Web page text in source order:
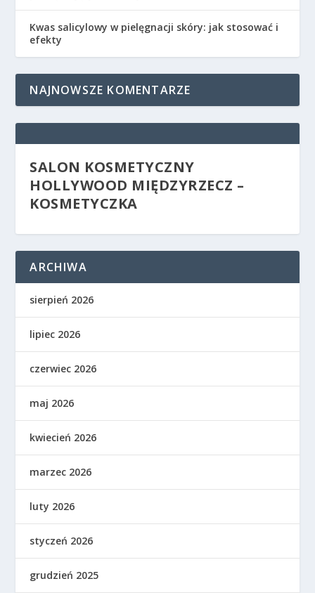
Kwas salicylowy w pielęgnacji skóry: jak stosować i
efekty
NAJNOWSZE KOMENTARZE
SALON KOSMETYCZNY
HOLLYWOOD MIĘDZYRZECZ –
KOSMETYCZKA
ARCHIWA
sierpień 2026
lipiec 2026
czerwiec 2026
maj 2026
kwiecień 2026
marzec 2026
luty 2026
styczeń 2026
grudzień 2025